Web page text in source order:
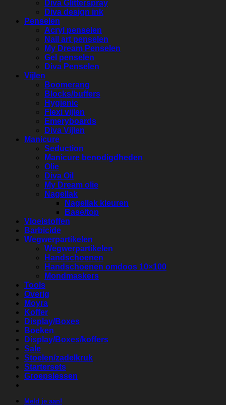
Diva Glitterspray
Diva design ink
Penselen
Acryl penselen
Nail art penselen
My Dream Penselen
Gel penselen
Diva Penselen
Vijlen
Boomerang
Blocks/buffers
Hygienic
Flexi vijlen
Emeryboards
Diva Vijlen
Manicure
Seduction
Manicure benodigdheden
Olie
Diva Oil
My Dream olie
Nagellak
Nagellak kleuren
Base/top
Vloeistoffen
Barbicide
Wegwerpartikelen
Wegwerpartikelen
Handschoenen
Handschoenen omdoos 10×100
Mondmaskers
Tools
Overig
Moyra
Koffer
Display/Boxes
Boeken
Display/Boxes/koffers
Sale
Stoelen/zadelkruk
Startersets
Groepslessen
Meld je aan!